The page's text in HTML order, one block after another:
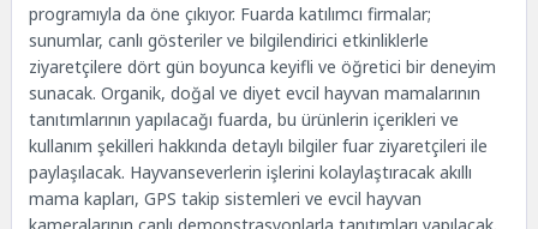
programıyla da öne çıkıyor. Fuarda katılımcı firmalar;
sunumlar, canlı gösteriler ve bilgilendirici etkinliklerle
ziyaretçilere dört gün boyunca keyifli ve öğretici bir deneyim
sunacak. Organik, doğal ve diyet evcil hayvan mamalarının
tanıtımlarının yapılacağı fuarda, bu ürünlerin içerikleri ve
kullanım şekilleri hakkında detaylı bilgiler fuar ziyaretçileri ile
paylaşılacak. Hayvanseverlerin işlerini kolaylaştıracak akıllı
mama kapları, GPS takip sistemleri ve evcil hayvan
kameralarının canlı demonstrasyonlarla tanıtımları yapılacak.